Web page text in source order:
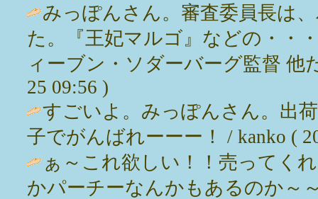
みっぽんさん。審査委員長は
た。『王妃マルゴ』などの・・
ィーブン・ソダーバーグ監督 他
25 09:56 )
すごいよ。みっぽんさん。出
子でがんばれーーー！ / kanko (
ぁ～これ欲しい！！売ってく
かパーチーなんかもあるのか～